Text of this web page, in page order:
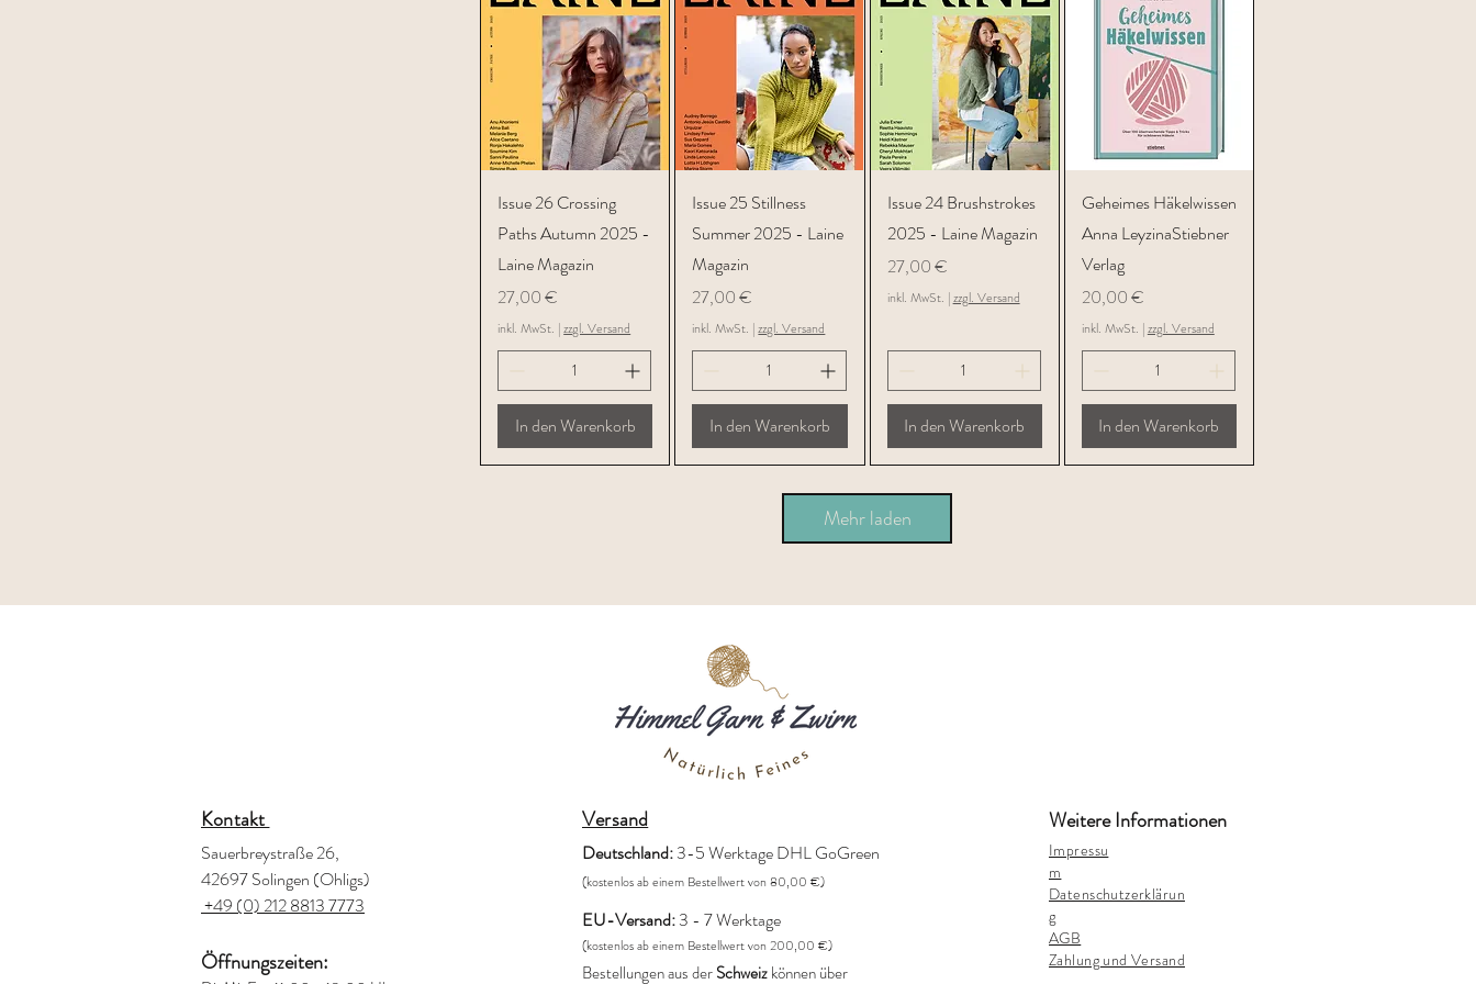
Schnellansicht
Issue 26 Crossing
Paths Autumn 2025 -
Laine Magazin
Preis
27,00 €
inkl. MwSt. |zzgl. Versand
In den Warenkorb
Schnellansicht
Issue 25 Stillness
Summer 2025 - Laine
Magazin
Preis
27,00 €
inkl. MwSt. |zzgl. Versand
In den Warenkorb
Schnellansicht
Issue 24 Brushstrokes
2025 - Laine Magazin
Preis
27,00 €
inkl. MwSt. |zzgl. Versand
In den Warenkorb
Schnellansicht
Geheimes Häkelwissen
Anna LeyzinaStiebner
Verlag
Preis
20,00 €
inkl. MwSt. |zzgl. Versand
In den Warenkorb
Mehr laden
Kontakt
Sauerbreystraße 26,
42697 Solingen (Ohligs)
+49 (0) 212 8813 7773
Öffnungszeiten:
Versand
Deutschland:3-5 Werktage DHL GoGreen
(kostenlos ab einem Bestellwert von 80,00 €)
EU-Versand:3 - 7 Werktage
(kostenlos ab einem Bestellwert von 200,00 €)
Bestellungen aus derSchweizkönnen über
Weitere Informationen
Impressu
m
Datenschutzerklärun
g
AGB
Zahlung und Versand